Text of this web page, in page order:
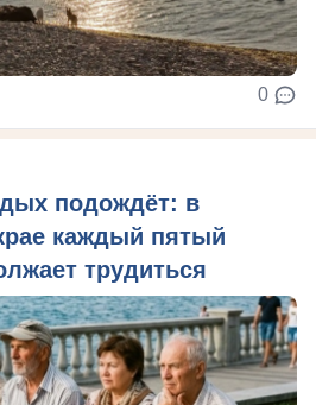
0
подождёт: в
каждый пятый
трудиться